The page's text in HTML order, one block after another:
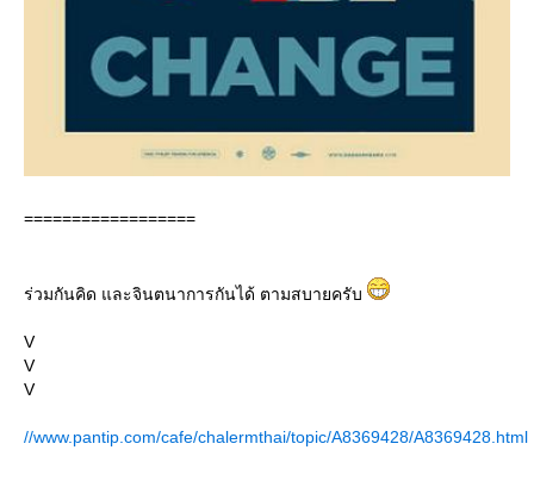
==================
ร่วมกันคิด และจินตนาการกันได้ ตามสบายครับ
V
V
V
//www.pantip.com/cafe/chalermthai/topic/A8369428/A8369428.html